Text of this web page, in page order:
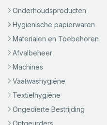
Onderhoudsproducten
Hygienische papierwaren
Materialen en Toebehoren
Afvalbeheer
Machines
Vaatwashygiëne
Textielhygiëne
Ongedierte Bestrijding
Ontgeurders